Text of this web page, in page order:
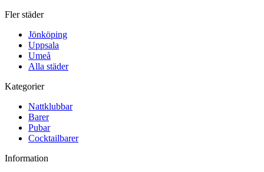
Fler städer
Jönköping
Uppsala
Umeå
Alla städer
Kategorier
Nattklubbar
Barer
Pubar
Cocktailbarer
Information